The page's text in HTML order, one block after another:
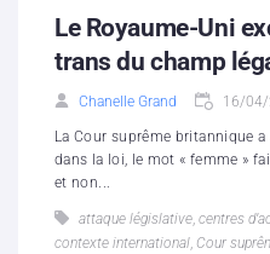
Le Royaume-Uni
trans du champ
Chanelle Grand 16/
La Cour suprême britannique
dans la loi, le mot « femme »
et non...
attaque législative, centres
contexte international, Cour